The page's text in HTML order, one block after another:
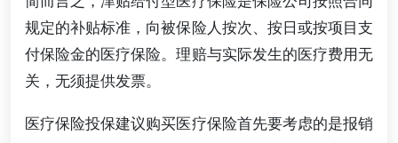
规定的补贴标准，向被保险人按次、按日或按项目支
付保险金的医疗保险。理赔与实际发生的医疗费用无
关，无须提供发票。
医疗保险投保建议购买医疗保险首先要考虑的是报销